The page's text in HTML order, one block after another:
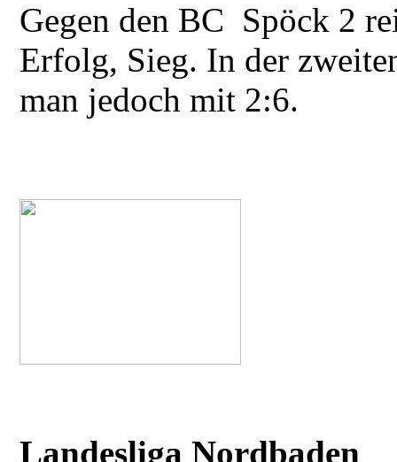
Gegen den BC Spöck 2
Erfolg, Sieg. In der
man jedoch mit 2:6.
Landesliga Nordbaden